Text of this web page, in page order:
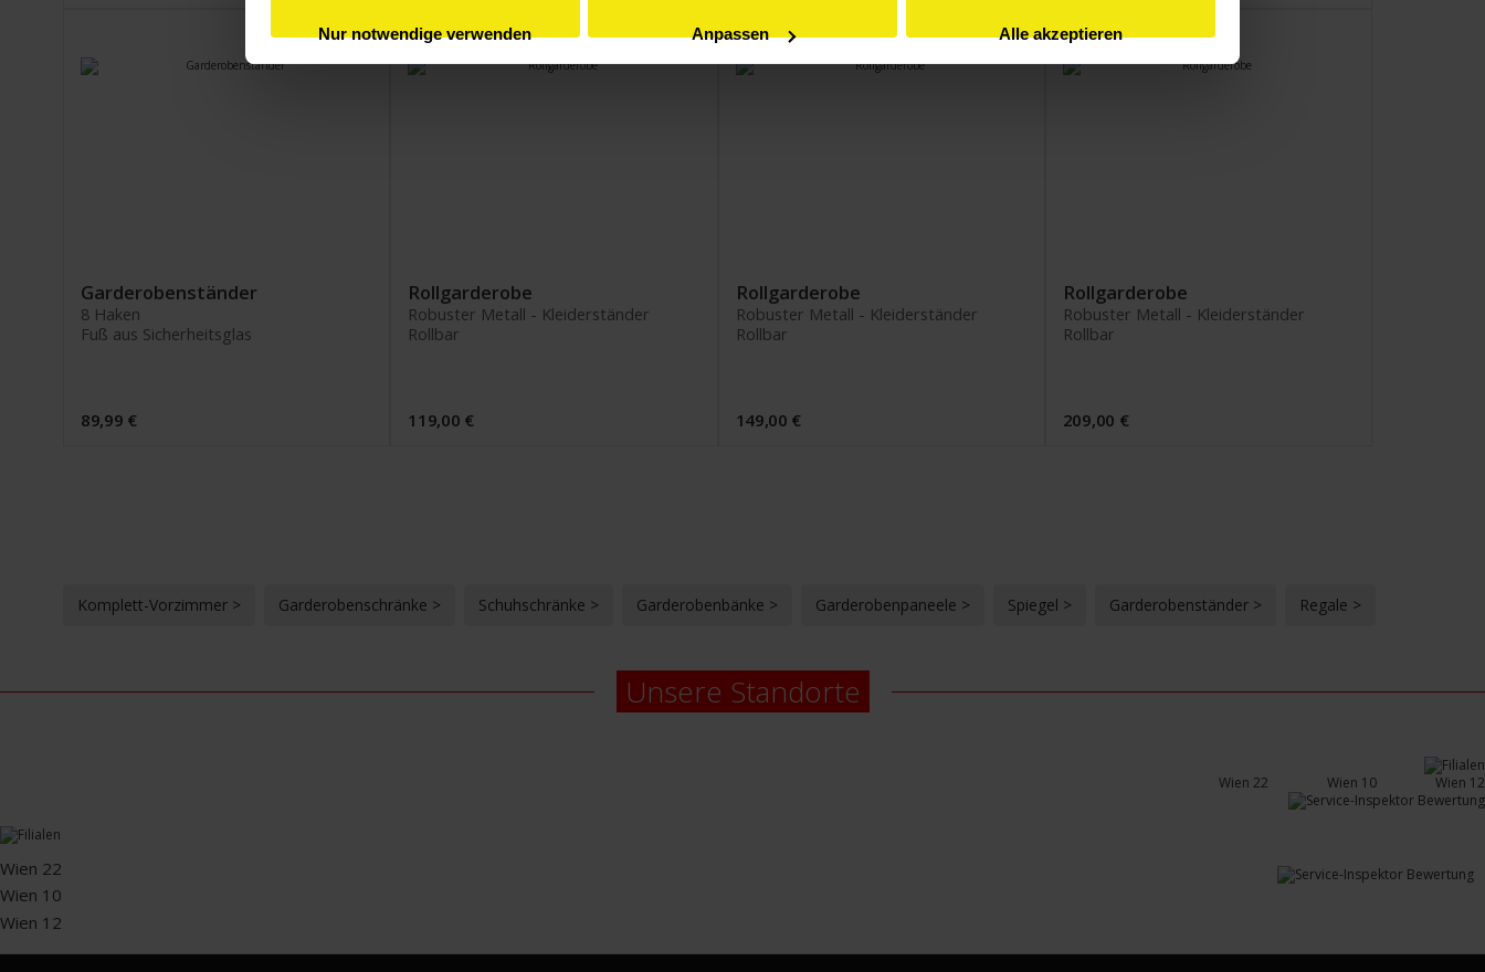
Nur notwendige verwenden Anpassen Alle akzeptieren
Garderobenständer
8 Haken
Fuß aus Sicherheitsglas
89,99 €
Rollgarderobe
Robuster Metall - Kleiderständer
Rollbar
119,00 €
Rollgarderobe
Robuster Metall - Kleiderständer
Rollbar
149,00 €
Rollgarderobe
Robuster Metall - Kleiderständer
Rollbar
209,00 €
Komplett-Vorzimmer > Garderobenschränke > Schuhschränke > Garderobenbänke > Garderobenpaneele > Spiegel > Garderobenständer > Regale >
Unsere Standorte
Wien 22 Wien 10 Wien 12
Wien 22
Wien 10
Wien 12